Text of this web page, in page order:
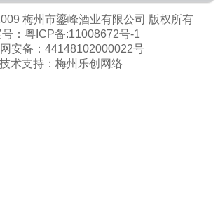
梅州市鎏峰酒业有限公司 版权所有
： 粤ICP备:11008672号-1
安备： 44148102000022号
技术支持： 梅州乐创网络